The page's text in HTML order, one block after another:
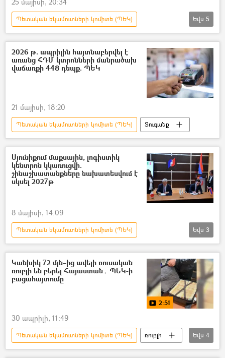
Պետական եկամուտների կոմիտե (ՊԵԿ)
ՀՀ Ոստիկանություն
տեսուչ
Կաշառք
Ձերբակալություն
Հյուրանոց
Եվս 5
2026 թ. ապրիլին հայտնաբերվել է
առանց ՀԴՄ կտրոնների մանրածախ
վաճառքի 448 դեպք. ՊԵԿ
21 մայիսի, 18:20
Պետական եկամուտների կոմիտե (ՊԵԿ) Տուգանք
Սյունիքում մաքսային, լոգիստիկ
կենտրոն կկառուցվի.
շինաշխատանքները նախատեսվում է
սկսել 2027թ
8 մայիսի, 14:09
Պետական եկամուտների կոմիտե (ՊԵԿ)
Սյունիք
Սիսիան
լոգիստիկա
մաքսակետ
Եվս 3
Կանխիկ 72 մլն–ից ավելի ռուսական
ռուբլի են բերել Հայաստան․ ՊԵԿ-ի
բացահայտումը
2:51
30 ապրիլի, 11:49
Պետական եկամուտների կոմիտե (ՊԵԿ)
ռուբլի
«Զվարթնոց» օդանավակայան
Եվս 4